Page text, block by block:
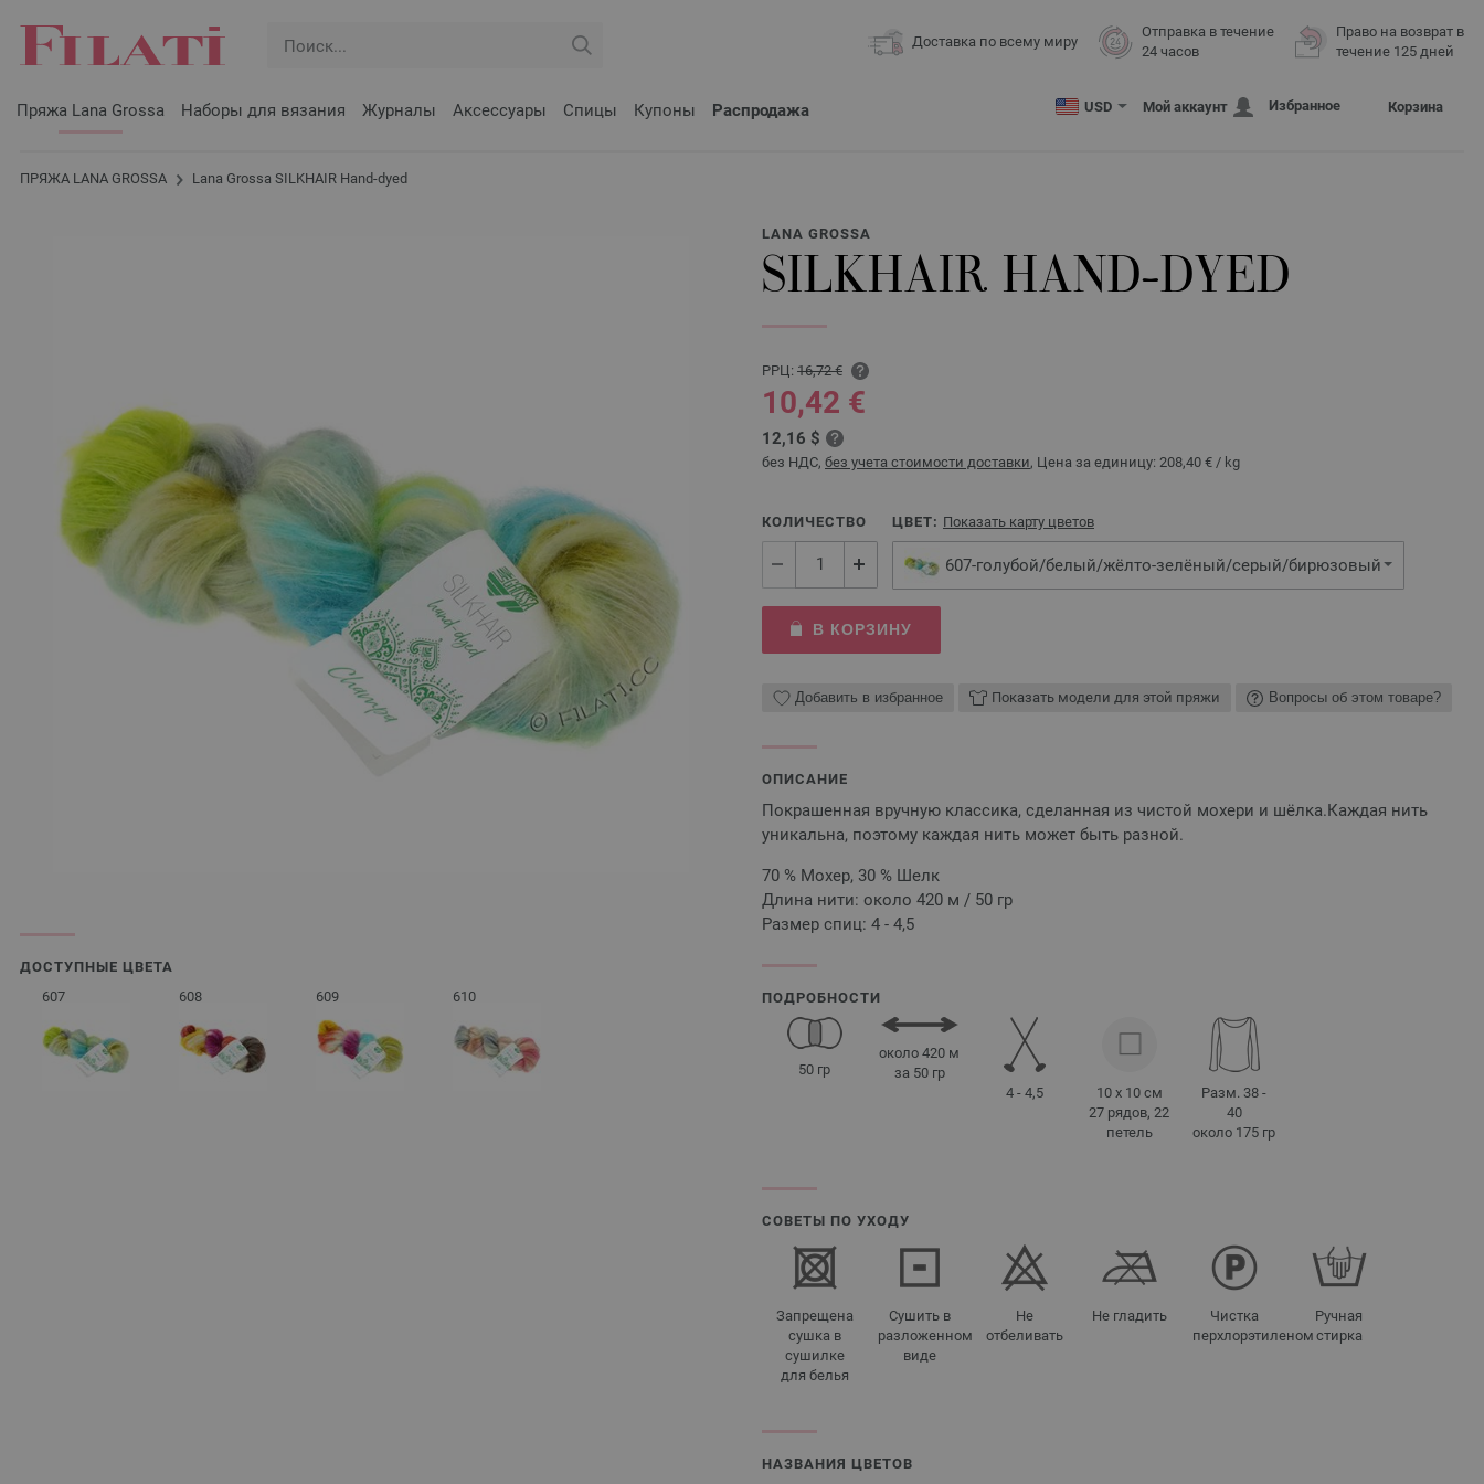
Доставка по всему миру
Отправка в течение
24 часов
Право на возврат в
течение 125 дней
Пряжа Lana Grossa Наборы для вязания Журналы Аксессуары Спицы Купоны Распродажа USD Мой аккаунт Избранное Корзина
ПРЯЖА LANA GROSSA Lana Grossa SILKHAIR Hand-dyed
ДОСТУПНЫЕ ЦВЕТА
607
608 609 610
LANA GROSSA
SILKHAIR HAND-DYED
РРЦ: 16,72 €
10,42 €
12,16 $
без НДС, без учета стоимости доставки, Цена за единицу: 208,40 € / kg
КОЛИЧЕСТВО ЦВЕТ: Показать карту цветов
607-голубой/белый/жёлто-зелёный/серый/бирюзовый
В КОРЗИНУ
Добавить в избранное Показать модели для этой пряжи Вопросы об этом товаре?
ОПИСАНИЕ
Покрашенная вручную классика, сделанная из чистой мохери и шёлка.Каждая нить
уникальна, поэтому каждая нить может быть разной.
70 % Мохер, 30 % Шелк
Длина нити: около 420 м / 50 гр
Размер спиц: 4 - 4,5
ПОДРОБНОСТИ
50 гр
около 420 м
за 50 гр
4 - 4,5
10 x 10 см
27 рядов, 22
петель
Разм. 38 -
40
около 175 гр
СОВЕТЫ ПО УХОДУ
Запрещена
сушка в
сушилке
для белья
Сушить в
разложенном
виде
Не
отбеливать
Не гладить
Чистка
перхлорэтиленом
Ручная
стирка
НАЗВАНИЯ ЦВЕТОВ